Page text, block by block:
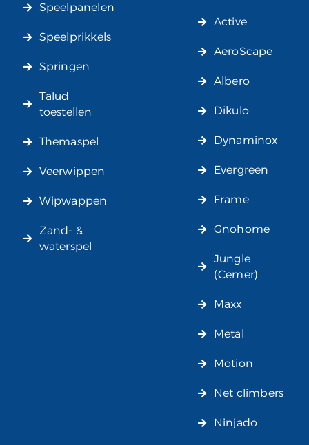
Speelpanelen
Speelprikkels
Springen
Talud
toestellen
Themaspel
Veerwippen
Wipwappen
Zand- &
waterspel
Active
AeroScape
Albero
Dikulo
Dynaminox
Evergreen
Frame
Gnohome
Jungle
(Cemer)
Maxx
Metal
Motion
Net climbers
Ninjado